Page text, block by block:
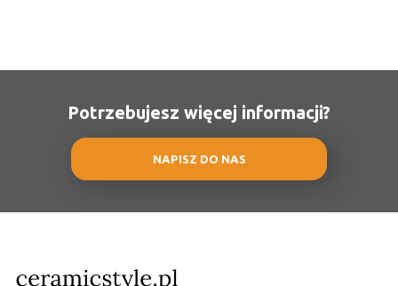
Potrzebujesz więcej informacji?
NAPISZ DO NAS